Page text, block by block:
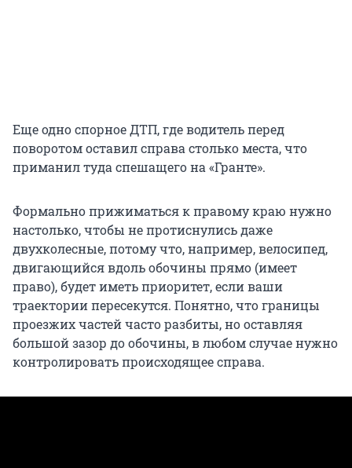
Еще одно спорное ДТП, где водитель перед
поворотом оставил справа столько места, что
приманил туда спешащего на «Гранте».
Формально прижиматься к правому краю нужно
настолько, чтобы не протиснулись даже
двухколесные, потому что, например, велосипед,
двигающийся вдоль обочины прямо (имеет
право), будет иметь приоритет, если ваши
траектории пересекутся. Понятно, что границы
проезжих частей часто разбиты, но оставляя
большой зазор до обочины, в любом случае нужно
контролировать происходящее справа.